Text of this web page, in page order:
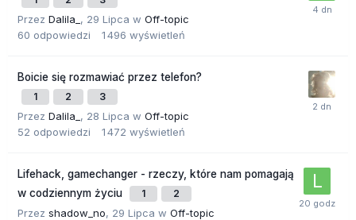
Przez Dalila_ , 29 Lipca w Off-topic
60 odpowiedzi 1 496 wyświetleń
Boicie się rozmawiać przez telefon?
1 2 3
Przez Dalila_ , 28 Lipca w Off-topic
52 odpowiedzi 1 472 wyświetleń
Lifehack, gamechanger - rzeczy, które nam pomagają
w codziennym życiu
1 2
Przez shadow_no, 29 Lipca w Off-topic